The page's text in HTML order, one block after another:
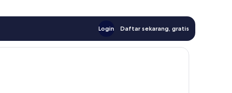
Login Daftar sekarang, gratis